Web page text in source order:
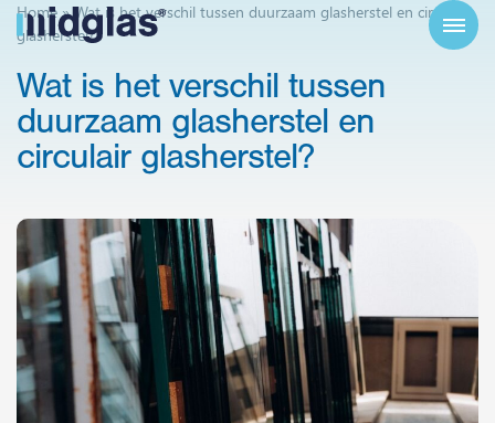
Home»Wat is het verschil tussen duurzaam glasherstel en circulair
glasherstel?
Wat is het verschil tussen
duurzaam glasherstel en
circulair glasherstel?